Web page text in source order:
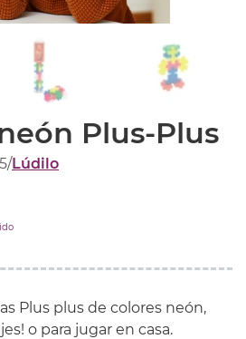
Plus-Plus
/Lúdilo
Plus plus de colores neón,
o para jugar en casa.